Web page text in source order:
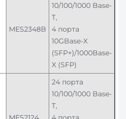
MES2348B
10/100/1000 Base-
T,
4 порта
10GBase-X
(SFP+)/1000Base-
X (SFP)
24 порта
10/100/1000 Base-
T,